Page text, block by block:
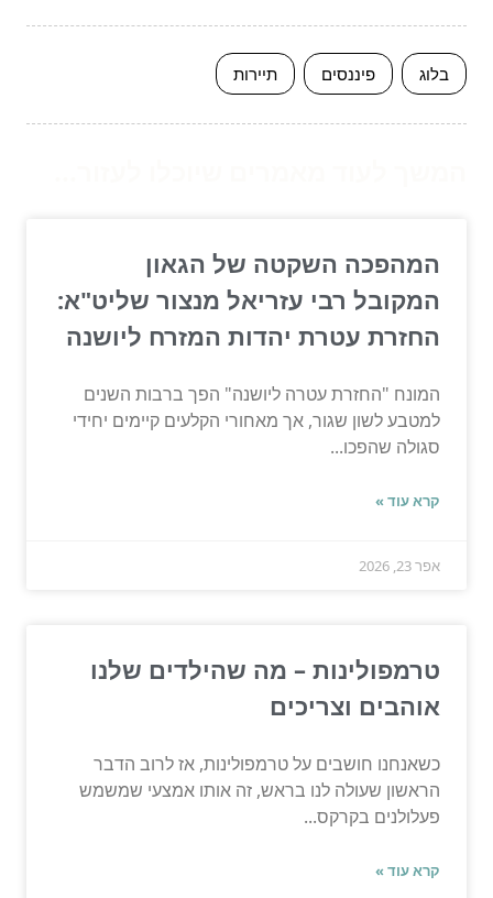
בלוג פיננסים תיירות
המהפכה השקטה של הגאון
המקובל רבי עזריאל מנצור שליט"א:
החזרת עטרת יהדות המזרח ליושנה
המונח "החזרת עטרה ליושנה" הפך ברבות השנים
למטבע לשון שגור, אך מאחורי הקלעים קיימים יחידי
סגולה שהפכו...
קרא עוד »
אפר 23, 2026
טרמפולינות – מה שהילדים שלנו
אוהבים וצריכים
כשאנחנו חושבים על טרמפולינות, אז לרוב הדבר
הראשון שעולה לנו בראש, זה אותו אמצעי שמשמש
פעלולנים בקרקס...
קרא עוד »